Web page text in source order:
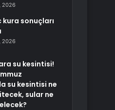
2026
kura sonuçları
2026
su kesintisi!
su kesintisi ne
sular ne